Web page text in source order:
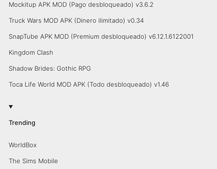
Mockitup APK MOD (Pago desbloqueado) v3.6.2
Truck Wars MOD APK (Dinero ilimitado) v0.34
SnapTube APK MOD (Premium desbloqueado) v6.12.1.6122001
Kingdom Clash
Shadow Brides: Gothic RPG
Toca Life World MOD APK (Todo desbloqueado) v1.46
Trending
WorldBox
The Sims Mobile